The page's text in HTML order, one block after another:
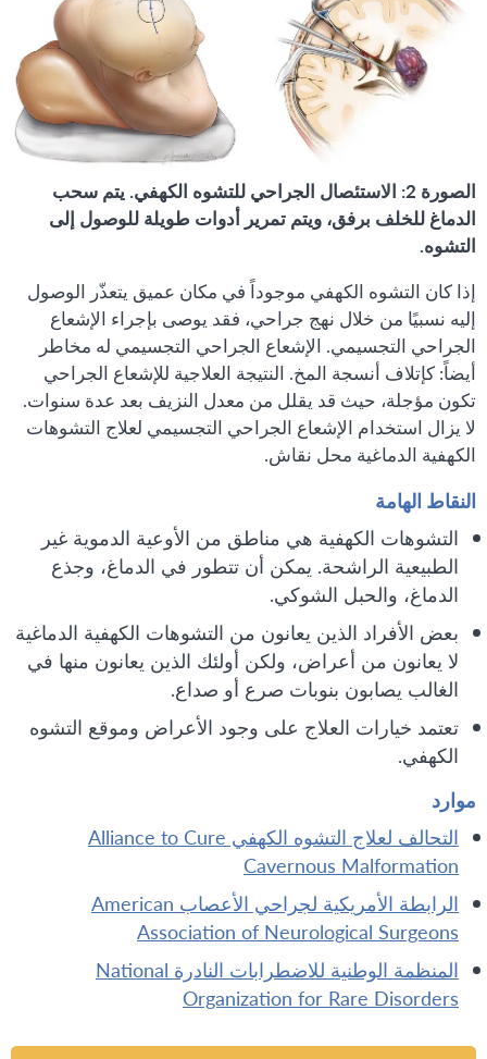
الصورة 2: الاستئصال الجراحي للتشوه الكهفي. يتم سحب
الدماغ للخلف برفق، ويتم تمرير أدوات طويلة للوصول إلى
التشوه.
إذا كان التشوه الكهفي موجوداً في مكان عميق يتعذّر الوصول
إليه نسبيًا من خلال نهج جراحي، فقد يوصى بإجراء الإشعاع
الجراحي التجسيمي. الإشعاع الجراحي التجسيمي له مخاطر
أيضاً: كإتلاف أنسجة المخ. النتيجة العلاجية للإشعاع الجراحي
تكون مؤجلة، حيث قد يقلل من معدل النزيف بعد عدة سنوات.
لا يزال استخدام الإشعاع الجراحي التجسيمي لعلاج التشوهات
الكهفية الدماغية محل نقاش.
النقاط الهامة
التشوهات الكهفية هي مناطق من الأوعية الدموية غير
الطبيعية الراشحة. يمكن أن تتطور في الدماغ، وجذع
الدماغ، والحبل الشوكي.
بعض الأفراد الذين يعانون من التشوهات الكهفية الدماغية
لا يعانون من أعراض، ولكن أولئك الذين يعانون منها في
الغالب يصابون بنوبات صرع أو صداع.
تعتمد خيارات العلاج على وجود الأعراض وموقع التشوه
الكهفي.
موارد
التحالف لعلاج التشوه الكهفي Alliance to Cure
Cavernous Malformation
الرابطة الأمريكية لجراحي الأعصاب American
Association of Neurological Surgeons
المنظمة الوطنية للاضطرابات النادرة National
Organization for Rare Disorders